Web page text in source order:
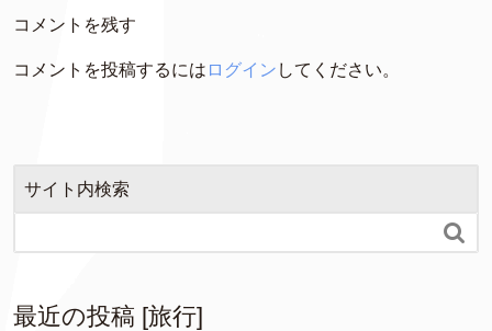
コメントを残す
コメントを投稿するには ログイン してください。
サイト内検索

最近の投稿 [旅行]